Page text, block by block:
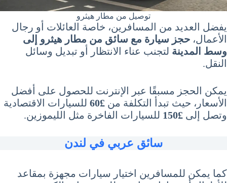
توصيل من مطار هيثرو
يفضل العديد من المسافرين، خاصة العائلات أو رجال
الأعمال، حجز سيارة مع سائق من مطار هيثرو إلى
وسط المدينة لتجنب عناء الانتظار أو تبديل وسائل
النقل.
يمكن الحجز مسبقًا عبر الإنترنت للحصول على أفضل
الأسعار، حيث تبدأ التكلفة من £60
للسيارات الاقتصادية
وتصل إلى £150 للسيارات الفاخرة مثل الليموزين.
سائق عربي في لندن
كما يمكن للمسافرين اختيار سيارات مجهزة بمقاعد